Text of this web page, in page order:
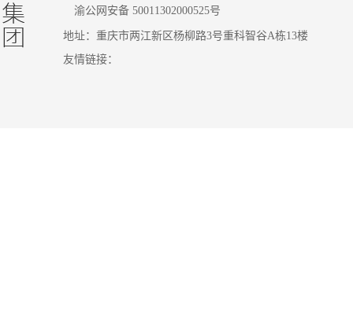
渝公网安备 50011302000525号
地址：重庆市两江新区杨柳路3号重科智谷A栋13楼
友情链接：